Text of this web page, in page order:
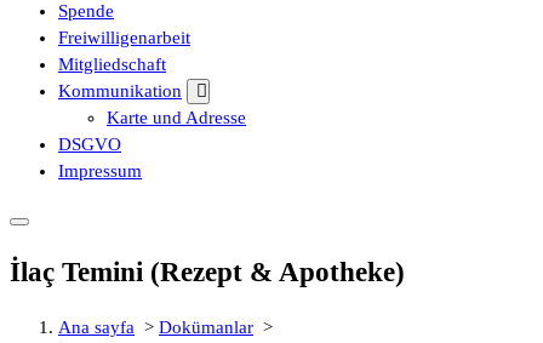
Spende
Freiwilligenarbeit
Mitgliedschaft
Kommunikation
Karte und Adresse
DSGVO
Impressum
İlaç Temini (Rezept & Apotheke)
Ana sayfa > Dokümanlar >